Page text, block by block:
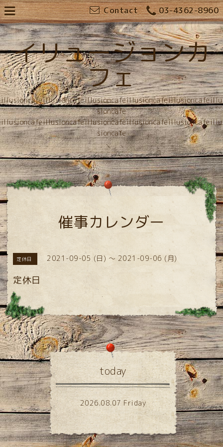
03-4362-8960
Contact
イリュージョンカ
フェ
illusioncafeillusioncafeillusioncafeillusioncafeillusioncafeillu
sioncafe
illusioncafeillusioncafeillusioncafeillusioncafeillusioncafeillu
sioncafe
催事カレンダー
定休日 2021-09-05 (日) ～ 2021-09-06 (月)
定休日
today
2026.08.07 Friday